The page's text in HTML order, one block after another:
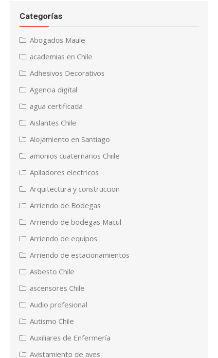
Categorías
Abogados Maule
academias en Chile
Adhesivos Decorativos
Agencia digital
agua certificada
Aislantes Chile
Alojamiento en Santiago
amonios cuaternarios Chiile
Apiladores electricos
Arquitectura y construccion
Arriendo de Bodegas
Arriendo de bodegas Macul
Arriendo de equipos
Arriendo de estacionamientos
Asbesto Chile
ascensores Chile
Audio profesional
Autismo Chile
Auxiliares de Enfermería
Avistamiento de aves